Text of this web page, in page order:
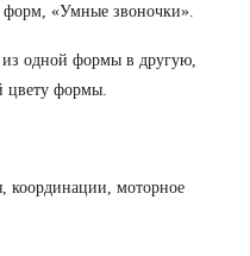
«Умные звоночки».
из одной формы в другую,
цвету формы.
координации, моторное